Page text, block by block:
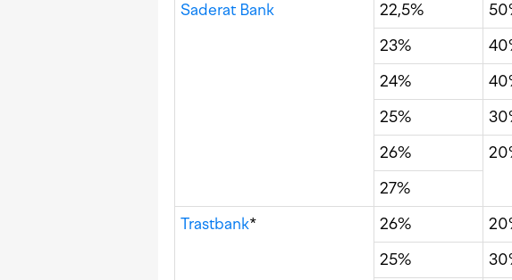
Saderat Bank
22,5%
23%
24%
25%
26%
27%
Trastbank* 26%
25%